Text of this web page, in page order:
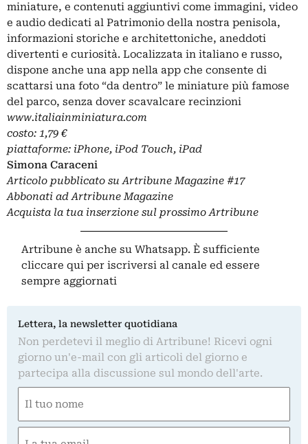
miniature, e contenuti aggiuntivi come immagini, video
e audio dedicati al Patrimonio della nostra penisola,
informazioni storiche e architettoniche, aneddoti
divertenti e curiosità. Localizzata in italiano e russo,
dispone anche una app nella app che consente di
scattarsi una foto “da dentro” le miniature più famose
del parco, senza dover scavalcare recinzioni
www.italiainminiatura.com
costo: 1,79 €
piattaforme: iPhone, iPod Touch, iPad
Simona Caraceni
Articolo pubblicato suArtribune Magazine #17
Abbonati ad Artribune Magazine
Acquista la tua inserzione sul prossimo Artribune
Artribune è anche su Whatsapp. È sufficiente
cliccare qui per iscriversi al canale ed essere
sempre aggiornati
Lettera, la newsletter quotidiana
Non perdetevi il meglio di Artribune! Ricevi ogni
giorno un'e-mail con gli articoli del giorno e
partecipa alla discussione sul mondo dell'arte.
(Obbligatorio)